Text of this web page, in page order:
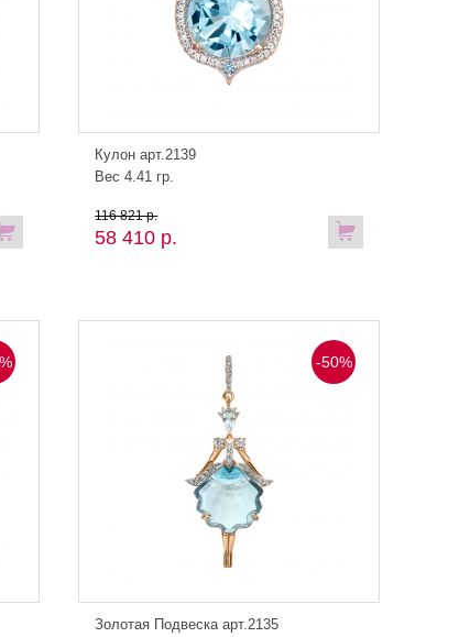
Кулон арт.2139
Вес 4.41 гр.
58 410 р.
116 821 р.
-50%
Золотая Подвеска арт.2135